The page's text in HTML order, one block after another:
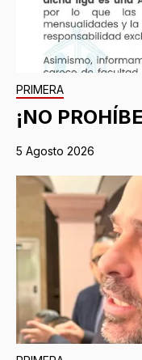
PRIMERA
¡NO
5 Agosto 2026